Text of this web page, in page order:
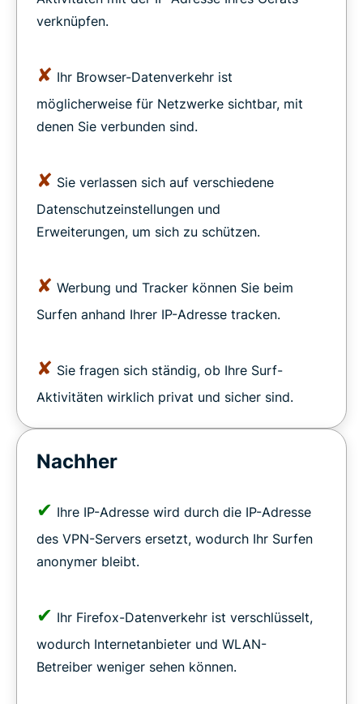
verknüpfen.
✘ Ihr Browser-Datenverkehr ist
möglicherweise für Netzwerke sichtbar, mit
denen Sie verbunden sind.
✘ Sie verlassen sich auf verschiedene
Datenschutzeinstellungen und
Erweiterungen, um sich zu schützen.
✘ Werbung und Tracker können Sie beim
Surfen anhand Ihrer IP-Adresse tracken.
✘ Sie fragen sich ständig, ob Ihre Surf-
Aktivitäten wirklich privat und sicher sind.
Nachher
✔ Ihre IP-Adresse wird durch die IP-Adresse
des VPN-Servers ersetzt, wodurch Ihr Surfen
anonymer bleibt.
✔ Ihr Firefox-Datenverkehr ist verschlüsselt,
wodurch Internetanbieter und WLAN-
Betreiber weniger sehen können.